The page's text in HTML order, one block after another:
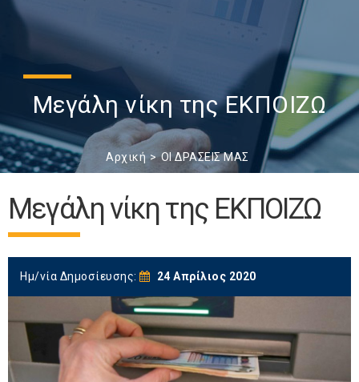
Μεγάλη νίκη της ΕΚΠΟΙΖΩ
Αρχική ΟΙ ΔΡΑΣΕΙΣ ΜΑΣ
Μεγάλη νίκη της ΕΚΠΟΙΖΩ
Ημ/νία Δημοσίευσης: 24 Απρίλιος 2020